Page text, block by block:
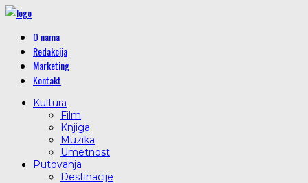
O nama
Redakcija
Marketing
Kontakt
Kultura
Film
Knjiga
Muzika
Umetnost
Putovanja
Destinacije